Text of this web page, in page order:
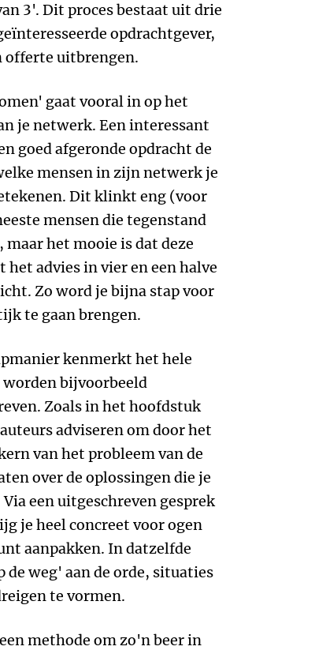
3'. Dit proces bestaat uit drie
opdrachtgever,
offerte uitbrengen.
gaat vooral in op het
je netwerk. Een interessant
goed afgeronde opdracht de
mensen in zijn netwerk je
Dit klinkt eng (voor
mensen die tegenstand
het mooie is dat deze
advies in vier en een halve
Zo word je bijna stap voor
te gaan brengen.
kenmerkt het hele
worden bijvoorbeeld
Zoals in het hoofdstuk
adviseren om door het
van het probleem van de
over de oplossingen die je
een uitgeschreven gesprek
je heel concreet voor ogen
aanpakken. In datzelfde
weg' aan de orde, situaties
te vormen.
methode om zo'n beer in